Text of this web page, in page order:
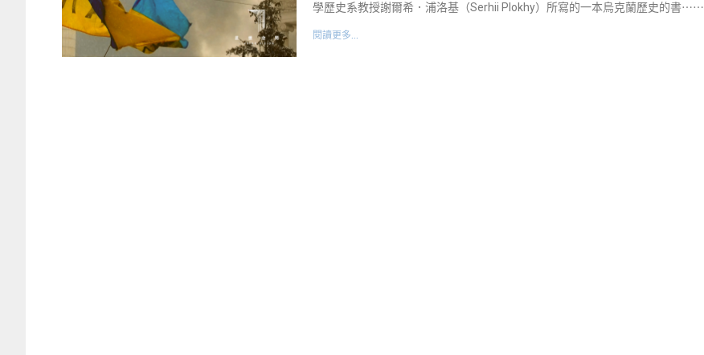
學歷史系教授謝爾希．浦洛基（Serhii Plokhy）所寫的一本烏克蘭歷史的書⋯⋯
閱讀更多...